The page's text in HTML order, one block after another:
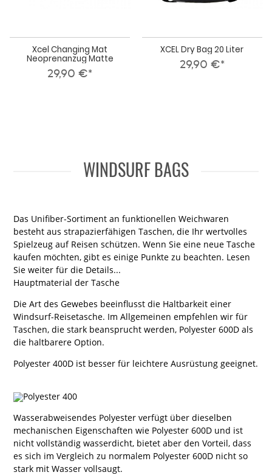
Xcel Changing Mat
Neoprenanzug Matte
29,90 €*
XCEL Dry Bag 20 Liter
29,90 €*
WINDSURF BAGS
Das Unifiber-Sortiment an funktionellen Weichwaren
besteht aus strapazierfähigen Taschen, die Ihr wertvolles
Spielzeug auf Reisen schützen. Wenn Sie eine neue Tasche
kaufen möchten, gibt es einige Punkte zu beachten. Lesen
Sie weiter für die Details...
Hauptmaterial der Tasche
Die Art des Gewebes beeinflusst die Haltbarkeit einer
Windsurf-Reisetasche. Im Allgemeinen empfehlen wir für
Taschen, die stark beansprucht werden, Polyester 600D als
die haltbarere Option.
Polyester 400D ist besser für leichtere Ausrüstung geeignet.
Wasserabweisendes Polyester verfügt über dieselben
mechanischen Eigenschaften wie Polyester 600D und ist
nicht vollständig wasserdicht, bietet aber den Vorteil, dass
es sich im Vergleich zu normalem Polyester 600D nicht so
stark mit Wasser vollsaugt.